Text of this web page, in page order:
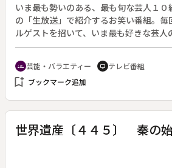
いま最も勢いのある、最も旬な芸人１０
の「生放送」で紹介するお笑い番組。毎
ルゲストを招いて、いま最も好きな芸人
もらい、カウントダウン方式で発表し
月８日終了、全１０回）◆第１回のゲス
のレイザーラモンＨＧは“バク天”のロケ
場。
groups 芸能・バラエティー tv テレビ番組
bookmark_add ブックマーク追加
世界遺産〔４４５〕 秦の